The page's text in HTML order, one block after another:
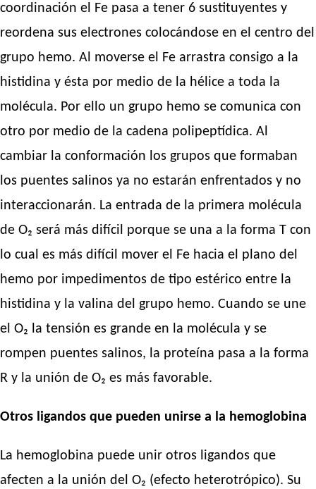
coordinación el Fe pasa a tener 6 sustituyentes y
reordena sus electrones colocándose en el centro del
grupo hemo. Al moverse el Fe arrastra consigo a la
histidina y ésta por medio de la hélice a toda la
molécula. Por ello un grupo hemo se comunica con
otro por medio de la cadena polipeptídica. Al
cambiar la conformación los grupos que formaban
los puentes salinos ya no estarán enfrentados y no
interaccionarán. La entrada de la primera molécula
de O₂ será más difícil porque se una a la forma T con
lo cual es más difícil mover el Fe hacia el plano del
hemo por impedimentos de tipo estérico entre la
histidina y la valina del grupo hemo. Cuando se une
el O₂ la tensión es grande en la molécula y se
rompen puentes salinos, la proteína pasa a la forma
R y la unión de O₂ es más favorable.
Otros ligandos que pueden unirse a la hemoglobina
La hemoglobina puede unir otros ligandos que
afecten a la unión del O₂ (efecto heterotrópico). Su